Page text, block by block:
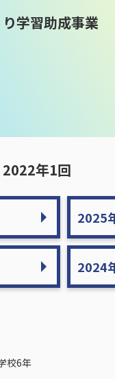
学習助成事業
年1回
2025
2024
校6年